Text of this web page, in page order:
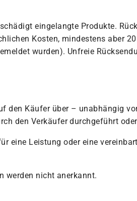
eingelangte Produkte.
Kosten, mindestens aber
wurden). Unfreie
den Käufer über – unabhängig
den Verkäufer durchgeführt
eine Leistung oder eine
werden nicht anerkannt.